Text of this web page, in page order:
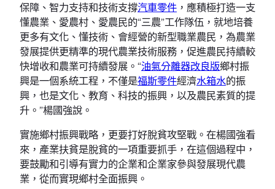
保障、智力支持和技術支撐汽車零件 ，應積極打造一支
懂農業、愛農村、愛農民的“三農”工作隊伍，就地培養
更多有文化、懂技術、會經營的新型職業農民，為農業
發展提供更精準的現代農業技術服務，促進農民持續較
快增收和農業可持續發展。“油氣分離器改良版鄉村振
興是一個系統工程，不僅是福斯零件經濟水箱水的振
興，也是文化、教育、科技的振興，以及農民素質的提
升。”楊國強說。
實施鄉村振興戰略，更要打好脫貧攻堅戰。在楊國強看
來，產業扶貧是脫貧的一項重要抓手，在這個過程中，
要鼓勵和引導有實力的企業和企業家參與發展現代農
業，從而實現鄉村全面振興。